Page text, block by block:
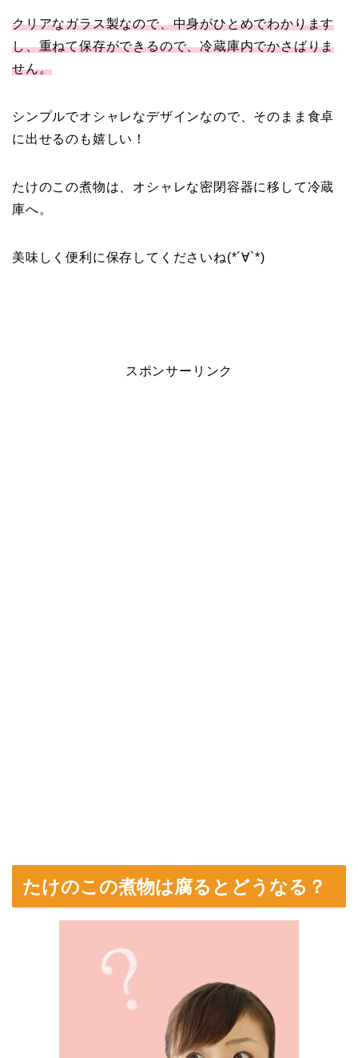
クリアなガラス製なので、中身がひとめでわかります
し、重ねて保存ができるので、冷蔵庫内でかさばりま
せん。
シンプルでオシャレなデザインなので、そのまま食卓
に出せるのも嬉しい！
たけのこの煮物は、オシャレな密閉容器に移して冷蔵
庫へ。
美味しく便利に保存してくださいね(*´∀`*)
スポンサーリンク
たけのこの煮物は腐るとどうなる？